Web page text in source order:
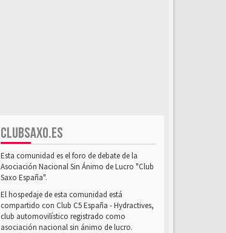
CLUBSAXO.ES
Esta comunidad es el foro de debate de la
Asociación Nacional Sin Ánimo de Lucro "Club
Saxo España".
El hospedaje de esta comunidad está
compartido con Club C5 España - Hydractives,
club automovilístico registrado como
asociación nacional sin ánimo de lucro.